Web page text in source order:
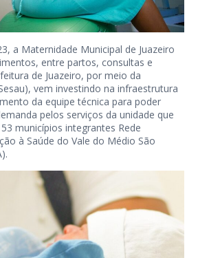
a Maternidade Municipal de Juazeiro
entre partos, consultas e
de Juazeiro, por meio da
vem investindo na infraestrutura
da equipe técnica para poder
pelos serviços da unidade que
municípios integrantes Rede
à Saúde do Vale do Médio São